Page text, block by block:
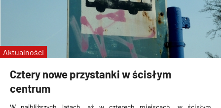
Cztery nowe przystanki w ścisłym
centrum
Aktualności